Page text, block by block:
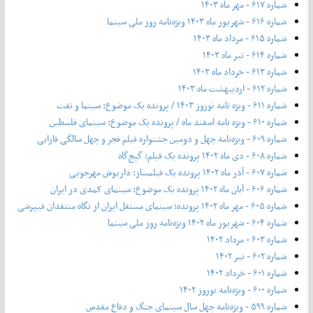
شماره ۶۱۷ - مهر ماه ۱۴۰۳
شماره ۶۱۶ - شهریور ماه ۱۴۰۳ ویژه‌نامه روز ملی سینما
شماره ۶۱۵ - مرداد ماه ۱۴۰۳
شماره ۶۱۴ - تیر ماه ۱۴۰۳
شماره ۶۱۳ - خرداد ماه ۱۴۰۳
شماره ۶۱۲ - اردیبهشت ماه ۱۴۰۳
شماره ۶۱۱ - ویژه نامه نوروز ۱۴۰۳ / پرونده یک موضوع: سینما و نفت
شماره ۶۱۰ - ویژه نامه اسفند ماه / پرونده یک موضوع: سینمای فلسطین
شماره ۶۰۹ - ویژه‌نامه چهل و دومین جشنواره فیلم فجر و چهل سالگی فارابی
شماره ۶۰۸ - دی ماه ۱۴۰۲ پرونده یک فیلم: گیج‌گاه
شماره ۶۰۷ - آذر ماه ۱۴۰۲ پرونده یک فیلمساز: داریوش مهرجویی
شماره ۶۰۶ - آبان ماه ۱۴۰۲ پرونده یک موضوع: سینمای کمدی در ایران
شماره ۶۰۵ - مهر ماه ۱۴۰۲ پرونده: سینمای مستقل ایران از نگاه منتقدان فیپرشی
شماره ۶۰۴ - شهریور ماه ۱۴۰۲ ویژه‌نامه روز ملی سینما
شماره ۶۰۳ - مرداد ۱۴۰۲
شماره ۶۰۲ - تیر ۱۴۰۲
شماره ۶۰۱ - خرداد ۱۴۰۲
شماره ۶۰۰ - ویژه‌نامه نوروز ۱۴۰۲
شماره ۵۹۹ - ویژه‌نامه چهل سال سینمای جنگ و دفاع مقدس